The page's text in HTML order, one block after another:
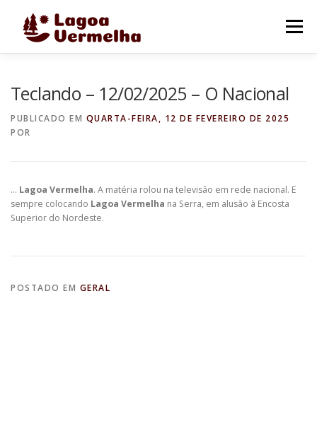
Menu
FALE CONOSCO
Teclando – 12/02/2025 – O Nacional
PUBLICADO EM QUARTA-FEIRA, 12 DE FEVEREIRO DE 2025
POR
… Lagoa Vermelha. A matéria rolou na televisão em rede nacional. E
sempre colocando Lagoa Vermelha na Serra, em alusão à Encosta
Superior do Nordeste.
POSTADO EM GERAL